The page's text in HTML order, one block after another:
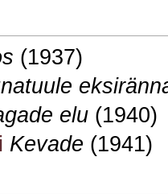
(1937)
elu (1940)
Kevade (1941)